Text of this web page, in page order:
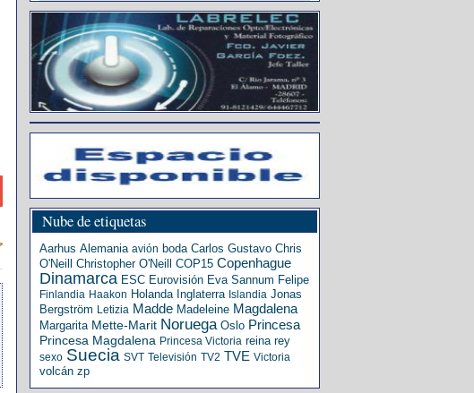
Nube de etiquetas
Aarhus Alemania avión boda Carlos Gustavo Chris
O'Neill
Christopher O'Neill COP15 Copenhague
Dinamarca ESC Eurovisión Eva Sannum Felipe
Finlandia Haakon Holanda Inglaterra Islandia Jonas
Bergström Letizia Madde Madeleine Magdalena
Margarita Mette-Marit Noruega Oslo Princesa
Princesa Magdalena Princesa Victoria reina rey
sexo Suecia SVT Televisión TV2 TVE Victoria
volcán zp